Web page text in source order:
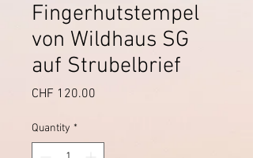
Fingerhutstempel
von Wildhaus SG
auf Strubelbrief
CHF 120.00
Quantity *